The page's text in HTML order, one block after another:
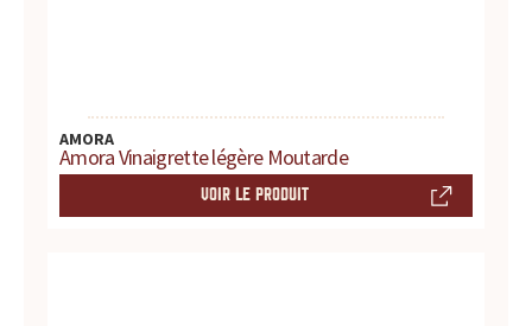
i
r
e
AMORA
Amora Vinaigrette légère Moutarde
VOIR LE PRODUIT